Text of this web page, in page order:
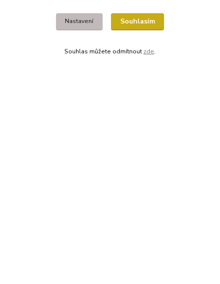
Naše nejlevnější varianta dopravy
Nastavení Souhlasím
Souhlas můžete odmítnout zde.